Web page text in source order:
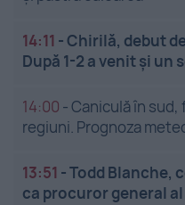
14:11 -Chirilă, debut
După 1-2 a venit și un
14:00 -Caniculă în
regiuni. Prognoza
13:51 -Todd Blanche,
ca procuror general al